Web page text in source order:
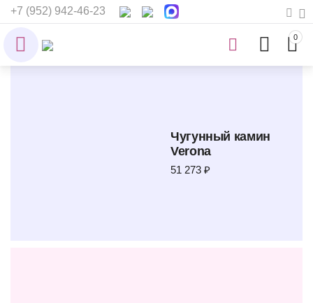
+7 (952) 942-46-23
0
Чугунный камин
Verona
51 273 ₽